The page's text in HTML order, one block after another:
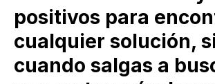
positivos para
cualquier solución,
cuando salgas a